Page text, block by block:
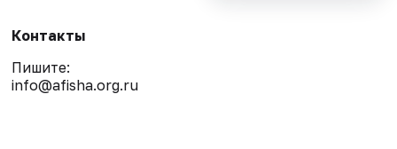
Контакты
Пишите:
info@afisha.org.ru